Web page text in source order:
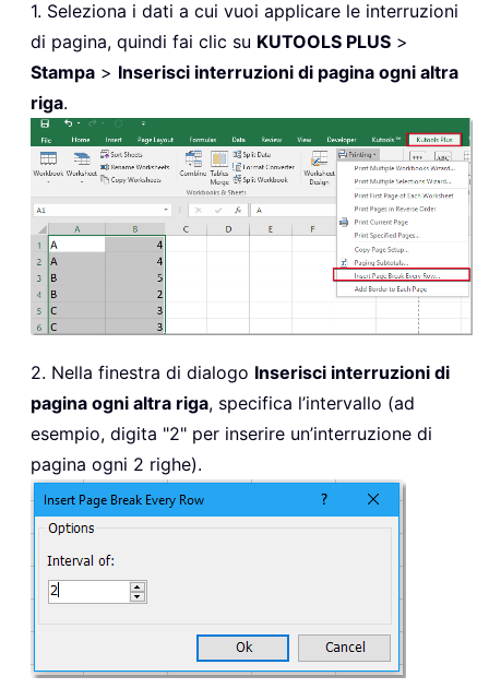
1. Seleziona i dati a cui vuoi applicare le interruzioni
di pagina, quindi fai clic su KUTOOLS PLUS >
Stampa > Inserisci interruzioni di pagina ogni altra
riga.
2. Nella finestra di dialogo Inserisci interruzioni di
pagina ogni altra riga, specifica l’intervallo (ad
esempio, digita "2" per inserire un’interruzione di
pagina ogni 2 righe).